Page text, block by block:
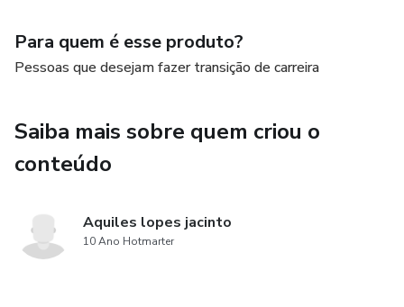
em Neurociência e comportamento humano, e hoje
entendo porque mudei tantas vezes para, finalmente,
Para quem é esse produto?
Pessoas que desejam fazer transição de carreira
Saiba mais sobre quem criou o
conteúdo
Aquiles lopes jacinto
10 Ano Hotmarter